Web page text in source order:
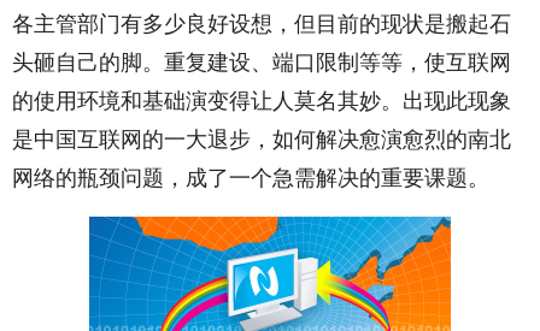
各主管部门有多少良好设想，但目前的现状是搬起石
头砸自己的脚。重复建设、端口限制等等，使互联网
的使用环境和基础演变得让人莫名其妙。出现此现象
是中国互联网的一大退步，如何解决愈演愈烈的南北
网络的瓶颈问题，成了一个急需解决的重要课题。